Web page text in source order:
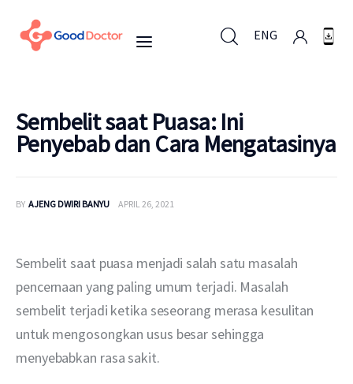
ENG
Mengapa Good Doctor
Berita
Layanan
Sembelit saat Puasa: Ini
Penyebab dan Cara Mengatasinya
BY AJENG DWIRI BANYU APRIL 26, 2021
Sembelit saat puasa menjadi salah satu masalah
pencernaan yang paling umum terjadi. Masalah
sembelit terjadi ketika seseorang merasa kesulitan
untuk mengosongkan usus besar sehingga
menyebabkan rasa sakit.